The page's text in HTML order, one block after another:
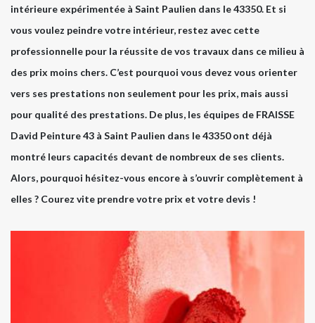
intérieure expérimentée à Saint Paulien dans le 43350. Et si
vous voulez peindre votre intérieur, restez avec cette
professionnelle pour la réussite de vos travaux dans ce milieu à
des prix moins chers. C’est pourquoi vous devez vous orienter
vers ses prestations non seulement pour les prix, mais aussi
pour qualité des prestations. De plus, les équipes de FRAISSE
David Peinture 43 à Saint Paulien dans le 43350 ont déjà
montré leurs capacités devant de nombreux de ses clients.
Alors, pourquoi hésitez-vous encore à s’ouvrir complètement à
elles ? Courez vite prendre votre prix et votre devis !